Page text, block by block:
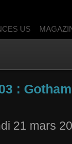
US
:
21 mars